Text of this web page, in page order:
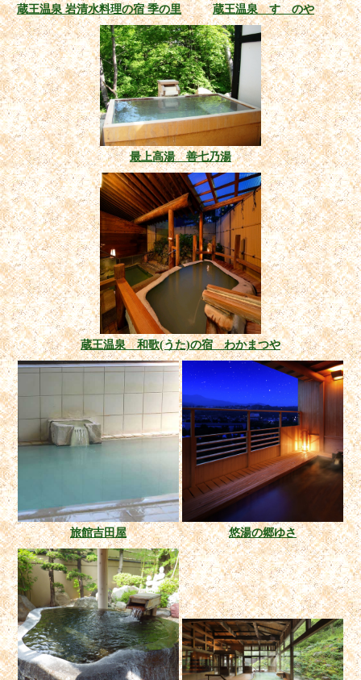
蔵王温泉 岩清水料理の宿 季の里 蔵王温泉 すゞのや
最上高湯 善七乃湯
蔵王温泉 和歌(うた)の宿 わかまつや
旅館吉田屋 悠湯の郷ゆさ